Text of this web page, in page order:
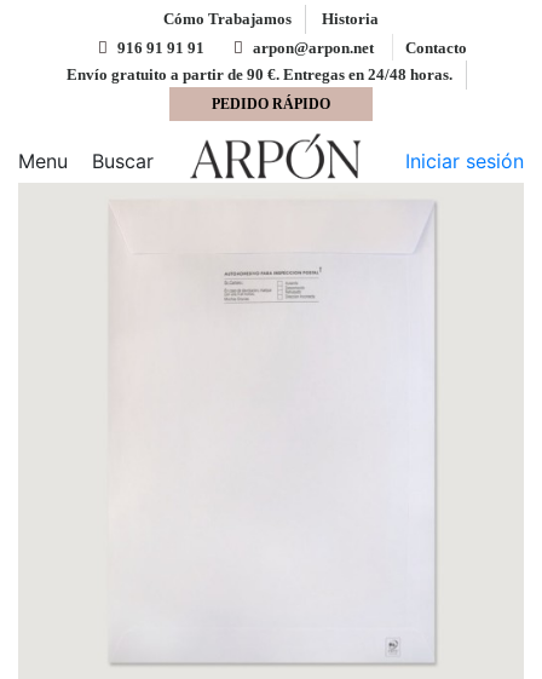
Cómo Trabajamos
Historia
916 91 91 91
arpon@arpon.net
Contacto
Envío gratuito a partir de 90 €. Entregas en 24/48 horas.
PEDIDO RÁPIDO
Menu Buscar Iniciar sesión
Bolsa 260x360 ARPON tira silicona
blanco 100 gms inspección postal